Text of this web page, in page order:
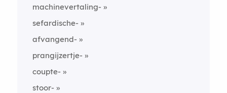
machinevertaling-
sefardische-
afvangend-
prangijzertje-
coupte-
stoor-